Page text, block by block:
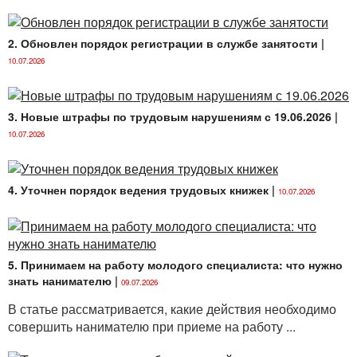
выплаты. В этом случае наниматель не может
отказать в ее выплате, например, из-за ухудшения
финансовых показателей организации или по той
причине, что работник не выполнил план, плохо
В том случае, когда в трудовом договоре сделана
отсылка к ЛПА, в котором определены условия
выплаты премии, наниматель вправе премию не
платить, если работник не выполнил хотя бы одно из
этих условий. Также в трудовом договоре
с работником целесообразно указать премию как
может назначить по своему усмотрению, в порядке,
предусмотренном ЛПА организации, например,
положением о премировании.
При решении нанимателя не выплатить или
снизить размер премии отдельным работникам
необходимо ссылаться на условия выплаты,
2. Обновлен порядок регистрации в службе занятости |
10.07.2026
3. Новые штрафы по трудовым нарушениям с 19.06.2026 |
10.07.2026
4. Уточнен порядок ведения трудовых книжек | 10.07.2026
5. Принимаем на работу молодого специалиста: что нужно
знать нанимателю | 09.07.2026
В статье рассматривается, какие действия необходимо
совершить нанимателю при приеме на работу ...